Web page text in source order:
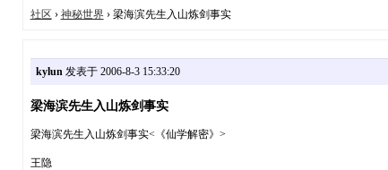
社区› 神秘世界› 梁海滨先生入山炼剑事实
kylun发表于 2006-8-3 15:33:20
梁海滨先生入山炼剑事实
梁海滨先生入山炼剑事实<《仙学解密》>
王隐